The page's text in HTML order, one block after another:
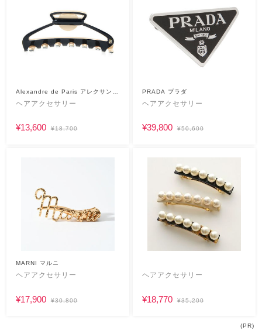
Alexandre de Paris アレクサンド
ルドゥパリ
ヘアアクセサリー
¥13,600 ¥18,700
PRADA プラダ
ヘアアクセサリー
¥39,800 ¥50,600
MARNI マルニ
ヘアアクセサリー
¥17,900 ¥30,800
ヘアアクセサリー
¥18,770 ¥35,200
(PR)